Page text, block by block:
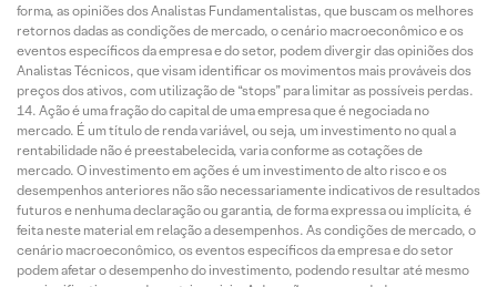
forma, as opiniões dos Analistas Fundamentalistas, que buscam os melhores
retornos dadas as condições de mercado, o cenário macroeconômico e os
eventos específicos da empresa e do setor, podem divergir das opiniões dos
Analistas Técnicos, que visam identificar os movimentos mais prováveis dos
preços dos ativos, com utilização de “stops” para limitar as possíveis perdas.
Ação é uma fração do capital de uma empresa que é negociada no
mercado. É um título de renda variável, ou seja, um investimento no qual a
rentabilidade não é preestabelecida, varia conforme as cotações de
mercado. O investimento em ações é um investimento de alto risco e os
desempenhos anteriores não são necessariamente indicativos de resultados
futuros e nenhuma declaração ou garantia, de forma expressa ou implícita, é
feita neste material em relação a desempenhos. As condições de mercado, o
cenário macroeconômico, os eventos específicos da empresa e do setor
podem afetar o desempenho do investimento, podendo resultar até mesmo